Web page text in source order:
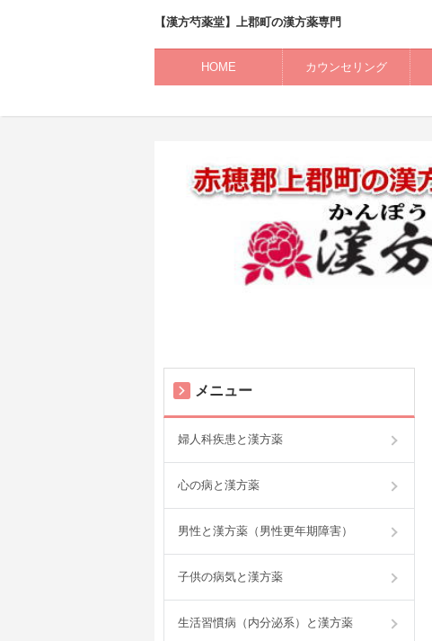
【漢方芍薬堂】上郡町の漢方薬専門
HOME カウンセリング
メニュー
婦人科疾患と漢方薬
心の病と漢方薬
男性と漢方薬（男性更年期障害）
子供の病気と漢方薬
生活習慣病（内分泌系）と漢方薬